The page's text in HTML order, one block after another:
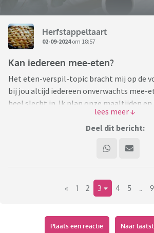
Herfstappeltaart
02-09-2024om 18:57
Kan iedereen mee-eten?
Het eten-verspil-topic bracht mij op de
bij jou altijd iedereen onverwachts mee-
heel slecht in. Ik plan onze maaltijden en
maar ik heb niet plotseling genoeg voor
personen erbij. Dat schijnt in kringen van
niet weten hoe ik dat moet doen zonder
moeten gooien. En dat wil ik dus niet. Ja
couscous of aardappels bij koken of
bloemkool bijvoorbeeld of gehakt heb ik
middag voor zodat het alleen nog in de
gemaakt. Ik vraag me serieus af hoe
Deel dit bericht:
« 1 2 3 4 5 9
Plaats een reactie Naar